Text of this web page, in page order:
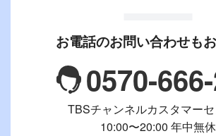
お電話のお問い合わせも
0570-
TBSチャンネルカスタマー
10:00〜20:00 年中無休